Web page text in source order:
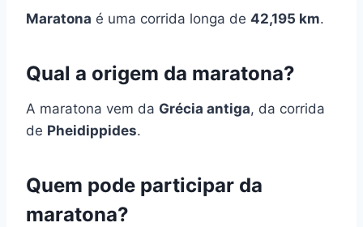
Maratona é uma corrida longa de 42,195 km.
Qual a origem da maratona?
A maratona vem da Grécia antiga, da corrida
de Pheidippides.
Quem pode participar da
maratona?